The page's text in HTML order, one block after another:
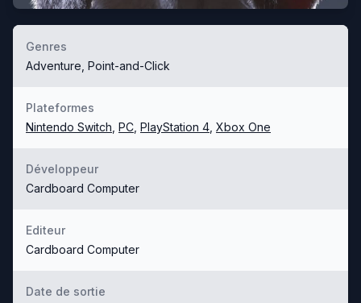
Genres
Adventure, Point-and-Click
Plateformes
Nintendo Switch PC PlayStation 4 Xbox One
Développeur
Cardboard Computer
Editeur
Cardboard Computer
Date de sortie